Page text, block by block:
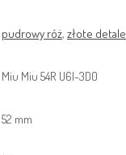
pudrowy róż, złote detale
Miu Miu 54R U6I-3D0
52 mm